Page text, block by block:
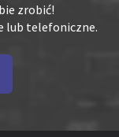
zrobić!
lub telefoniczne.